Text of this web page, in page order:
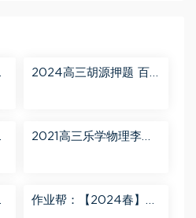
2024高三胡源押题 百
2021高三乐学物理李玮
作业帮：【2024春】高